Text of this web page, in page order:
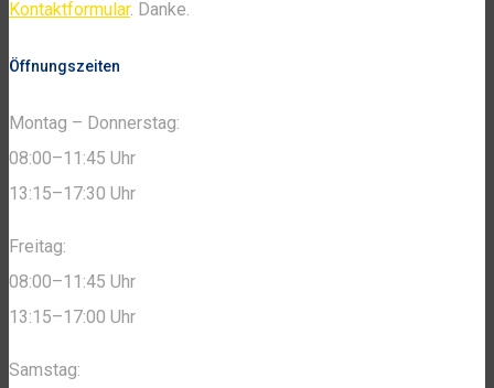
Kontaktformular. Danke.
Öffnungszeiten
Montag – Donnerstag:
08:00–11:45 Uhr
13:15–17:30 Uhr
Freitag:
08:00–11:45 Uhr
13:15–17:00 Uhr
Samstag: